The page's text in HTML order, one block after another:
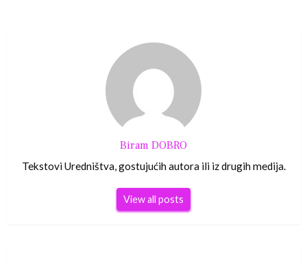
Biram DOBRO
Tekstovi Uredništva, gostujućih autora ili iz drugih medija.
View all posts